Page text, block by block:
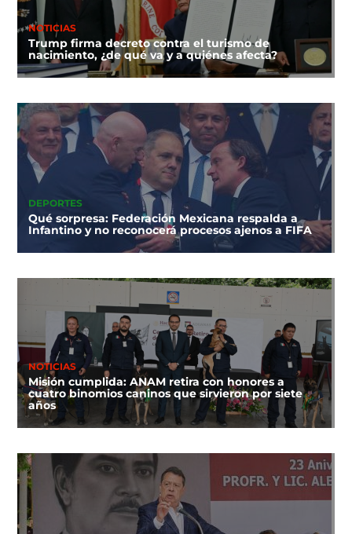
NOTICIAS
Trump firma decreto contra el turismo de
nacimiento, ¿de qué va y a quiénes afecta?
DEPORTES
Qué sorpresa: Federación Mexicana respalda a
Infantino y no reconocerá procesos ajenos a FIFA
NOTICIAS
Misión cumplida: ANAM retira con honores a
cuatro binomios caninos que sirvieron por siete
años